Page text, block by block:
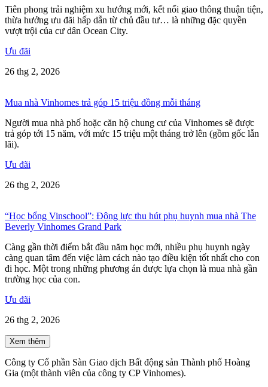
Tiên phong trải nghiệm xu hướng mới, kết nối giao thông thuận tiện,
thừa hưởng ưu đãi hấp dẫn từ chủ đầu tư… là những đặc quyền
vượt trội của cư dân Ocean City.
Ưu đãi
26 thg 2, 2026
Mua nhà Vinhomes trả góp 15 triệu đồng mỗi tháng
Người mua nhà phố hoặc căn hộ chung cư của Vinhomes sẽ được
trả góp tới 15 năm, với mức 15 triệu một tháng trở lên (gồm gốc lẫn
lãi).
Ưu đãi
26 thg 2, 2026
“Học bổng Vinschool”: Động lực thu hút phụ huynh mua nhà The
Beverly Vinhomes Grand Park
Càng gần thời điểm bắt đầu năm học mới, nhiều phụ huynh ngày
càng quan tâm đến việc làm cách nào tạo điều kiện tốt nhất cho con
đi học. Một trong những phương án được lựa chọn là mua nhà gần
trường học của con.
Ưu đãi
26 thg 2, 2026
Xem thêm
Công ty Cổ phần Sàn Giao dịch Bất động sản Thành phố Hoàng
Gia (một thành viên của công ty CP Vinhomes).